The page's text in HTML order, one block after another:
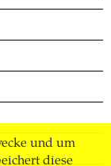
und um
diese